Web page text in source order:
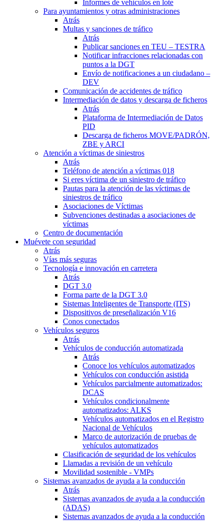
Informes de vehículos en lote
Para ayuntamientos y otras administraciones
Atrás
Multas y sanciones de tráfico
Atrás
Publicar sanciones en TEU – TESTRA
Notificar infracciones relacionadas con
puntos a la DGT
Envío de notificaciones a un ciudadano –
DEV
Comunicación de accidentes de tráfico
Intermediación de datos y descarga de ficheros
Atrás
Plataforma de Intermediación de Datos
PID
Descarga de ficheros MOVE/PADRÓN,
ZBE y ARCI
Atención a víctimas de siniestros
Atrás
Teléfono de atención a víctimas 018
Si eres víctima de un siniestro de tráfico
Pautas para la atención de las víctimas de
siniestros de tráfico
Asociaciones de Víctimas
Subvenciones destinadas a asociaciones de
víctimas
Centro de documentación
Muévete con seguridad
Atrás
Vías más seguras
Tecnología e innovación en carretera
Atrás
DGT 3.0
Forma parte de la DGT 3.0
Sistemas Inteligentes de Transporte (ITS)
Dispositivos de preseñalización V16
Conos conectados
Vehículos seguros
Atrás
Vehículos de conducción automatizada
Atrás
Conoce los vehículos automatizados
Vehículos con conducción asistida
Vehículos parcialmente automatizados:
DCAS
Vehículos condicionalmente
automatizados: ALKS
Vehículos automatizados en el Registro
Nacional de Vehículos
Marco de autorización de pruebas de
vehículos automatizados
Clasificación de seguridad de los vehículos
Llamadas a revisión de un vehículo
Movilidad sostenible - VMPs
Sistemas avanzados de ayuda a la conducción
Atrás
Sistemas avanzados de ayuda a la conducción
(ADAS)
Sistemas avanzados de ayuda a la conducción